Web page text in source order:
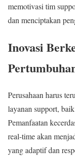
memotivasi tim
dan menciptakan
Inovasi
Perusahaan harus
layanan support,
Pemanfaatan
real-time akan
yang adaptif dan